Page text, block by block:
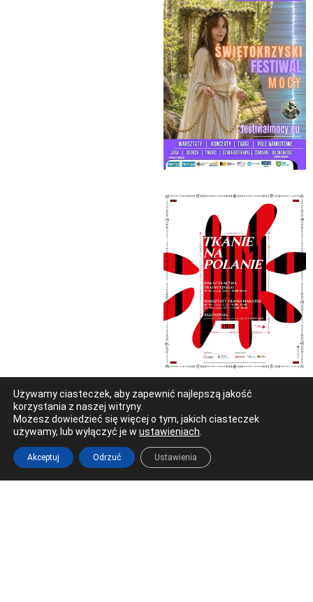
Ostrowiec Świętokrzyski
Al. 3 Maja 17 (Galeria Łysica)
Używamy ciasteczek, aby zapewnić najlepszą jakość
korzystania z naszej witryny.
Możesz dowiedzieć się więcej o tym, jakich ciasteczek
używamy, lub wyłączyć je w ustawieniach
Akceptuj Odrzuć Ustawienia